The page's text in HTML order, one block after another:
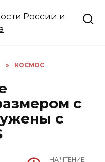
» КОСМОС
с
с
НА ЧТЕНИЕ